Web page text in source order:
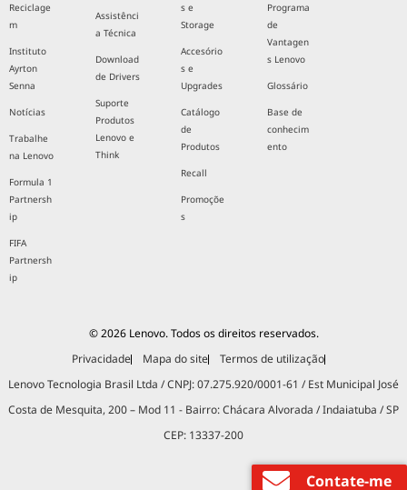
Contate-me
Reciclage
m
Instituto
Ayrton
Senna
Notícias
Trabalhe
na Lenovo
Formula 1
Partnersh
ip
FIFA
Partnersh
ip
Assistênci
a Técnica
Download
de Drivers
Suporte
Produtos
Lenovo e
Think
s e
Storage
Accesório
s e
Upgrades
Catálogo
de
Produtos
Recall
Promoçõe
s
Programa
de
Vantagen
s Lenovo
Glossário
Base de
conhecim
ento
© 2026 Lenovo. Todos os direitos reservados.
Privacidade
Mapa do site
Termos de utilização
Lenovo Tecnologia Brasil Ltda / CNPJ: 07.275.920/0001-61 / Est Municipal José
Costa de Mesquita, 200 – Mod 11 - Bairro: Chácara Alvorada / Indaiatuba / SP
CEP: 13337-200